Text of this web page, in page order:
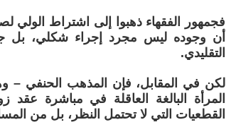
فجمهور الفقهاء ذهبوا إلى اشتراط الولي
أن وجوده ليس مجرد إجراء شكلي، بل
التقليدي.
لكن في المقابل، فإن المذهب الحنفي –
المرأة البالغة العاقلة في مباشرة
القطعيات التي لا تحتمل النظر، بل من